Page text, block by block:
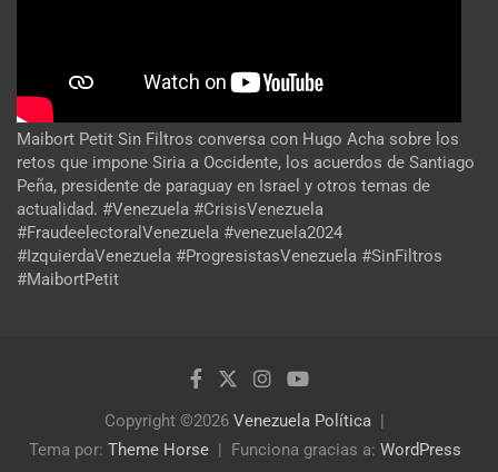
Maibort Petit Sin Filtros conversa con Hugo Acha sobre los
retos que impone Siria a Occidente, los acuerdos de Santiago
Peña, presidente de paraguay en Israel y otros temas de
actualidad. #Venezuela #CrisisVenezuela
#FraudeelectoralVenezuela #venezuela2024
#IzquierdaVenezuela #ProgresistasVenezuela #SinFiltros
#MaibortPetit
Copyright ©2026 Venezuela Política
Tema por: Theme Horse Funciona gracias a: WordPress